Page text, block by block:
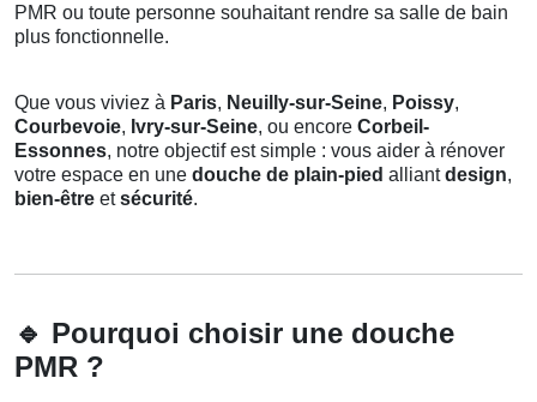
PMR ou toute personne souhaitant rendre sa salle de bain
plus fonctionnelle.
Que vous viviez à Paris, Neuilly-sur-Seine, Poissy,
Courbevoie, Ivry-sur-Seine, ou encore Corbeil-
Essonnes, notre objectif est simple : vous aider à rénover
votre espace en une douche de plain-pied alliantdesign,
bien-être etsécurité.
🔹 Pourquoi choisir une douche
PMR ?